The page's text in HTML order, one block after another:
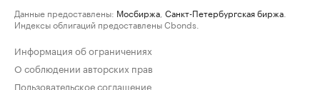
Данные предоставлены: Мосбиржа Санкт-Петербургская биржа
Индексы облигаций предоставлены Cbonds.
Информация об ограничениях
О соблюдении авторских прав
Пользовательское соглашение